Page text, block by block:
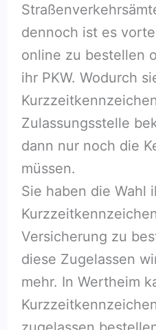
dennoch ist es
online zu bestellen
ihr PKW. Wodurch
Zulassungsstelle
dann nur noch die
müssen.
Sie haben die Wahl
Versicherung zu
diese Zugelassen
mehr. In Wertheim